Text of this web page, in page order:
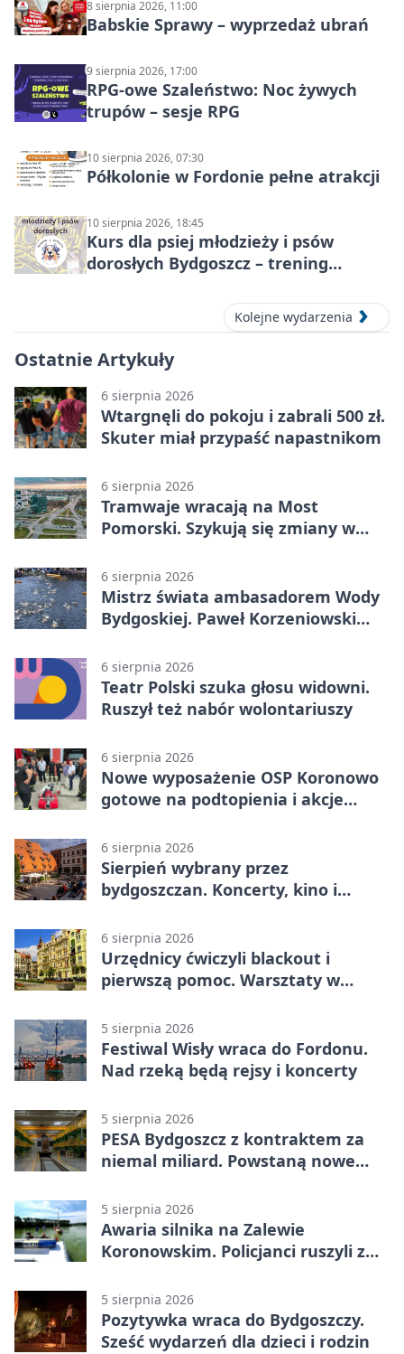
8 sierpnia 2026, 11:00
Babskie Sprawy – wyprzedaż ubrań
9 sierpnia 2026, 17:00
RPG-owe Szaleństwo: Noc żywych
trupów – sesje RPG
10 sierpnia 2026, 07:30
Półkolonie w Fordonie pełne atrakcji
10 sierpnia 2026, 18:45
Kurs dla psiej młodzieży i psów
dorosłych Bydgoszcz – trening
Kolejne wydarzenia
Ostatnie Artykuły
6 sierpnia 2026
Wtargnęli do pokoju i zabrali 500 zł.
Skuter miał przypaść napastnikom
6 sierpnia 2026
Tramwaje wracają na Most
Pomorski. Szykują się zmiany w
6 sierpnia 2026
Mistrz świata ambasadorem Wody
Bydgoskiej. Paweł Korzeniowski
6 sierpnia 2026
Teatr Polski szuka głosu widowni.
Ruszył też nabór wolontariuszy
6 sierpnia 2026
Nowe wyposażenie OSP Koronowo
gotowe na podtopienia i akcje
6 sierpnia 2026
Sierpień wybrany przez
bydgoszczan. Koncerty, kino i
6 sierpnia 2026
Urzędnicy ćwiczyli blackout i
pierwszą pomoc. Warsztaty w
5 sierpnia 2026
Festiwal Wisły wraca do Fordonu.
Nad rzeką będą rejsy i koncerty
5 sierpnia 2026
PESA Bydgoszcz z kontraktem za
niemal miliard. Powstaną nowe
5 sierpnia 2026
Awaria silnika na Zalewie
Koronowskim. Policjanci ruszyli z
5 sierpnia 2026
Pozytywka wraca do Bydgoszczy.
Sześć wydarzeń dla dzieci i rodzin